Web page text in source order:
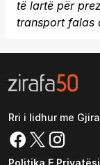
të lartë për
transport falas
Rri i lidhur me
Politika E